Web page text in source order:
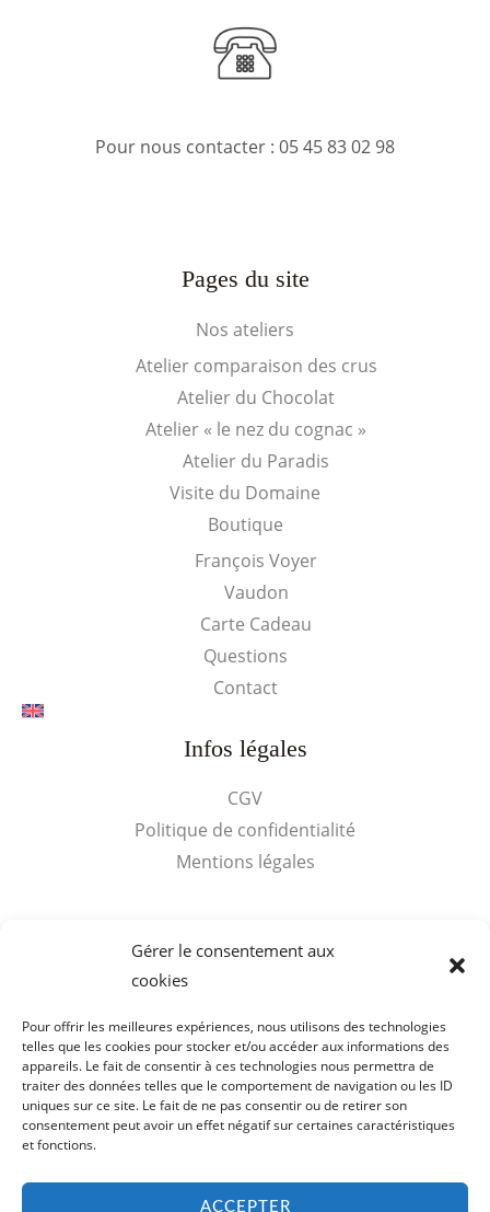
Gérer le consentement aux
cookies
Pour offrir les meilleures expériences, nous utilisons des technologies
telles que les cookies pour stocker et/ou accéder aux informations des
appareils. Le fait de consentir à ces technologies nous permettra de
traiter des données telles que le comportement de navigation ou les ID
uniques sur ce site. Le fait de ne pas consentir ou de retirer son
consentement peut avoir un effet négatif sur certaines caractéristiques
et fonctions.
ACCEPTER
Pour nous contacter : 05 45 83 02 98
Pages du site
Nos ateliers
Atelier comparaison des crus
Atelier du Chocolat
Atelier « le nez du cognac »
Atelier du Paradis
Visite du Domaine
Boutique
François Voyer
Vaudon
Carte Cadeau
Questions
Contact
Infos légales
CGV
Politique de confidentialité
Mentions légales
Accès rapides
Panier
Copyright © 2026 Visites Cognac Voyer Vaudon. SARL de